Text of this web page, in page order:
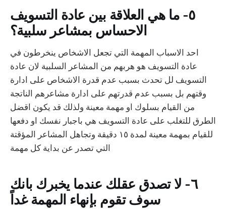
٥- ما هي العلاقة بين عادة التسويف
الاحساس بمشاعر سلبية؟
احد الاسباب المهمة التي تجعل الاشخاص ينخرطون في
عادة التسويف هو هربهم من المشاعر السلبية لان عادة
التسويف لل تحدث بسبب عدم قدرة الاشخاص على ادارة
وقتهم بل بسبب عدم قدرتهم على ادارة مشاعرهم الناتجة
من القيام بسلوك او مهمة معينة ولذلك قد يكون اقضل
الطرق للتغلب على عادة التسويف هي باجبار نفسك او دفعها
للقيام بمهمة معينة لمدة ١٥ دقيقة وتجاهل المشاعر المؤقتة
٦- لا تصدق عقلك عندما يخبرك بانك
سوف تقوم بإنهاء المهمة غداً